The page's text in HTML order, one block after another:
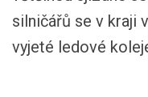
silničářů se v kraji
vyjeté ledové